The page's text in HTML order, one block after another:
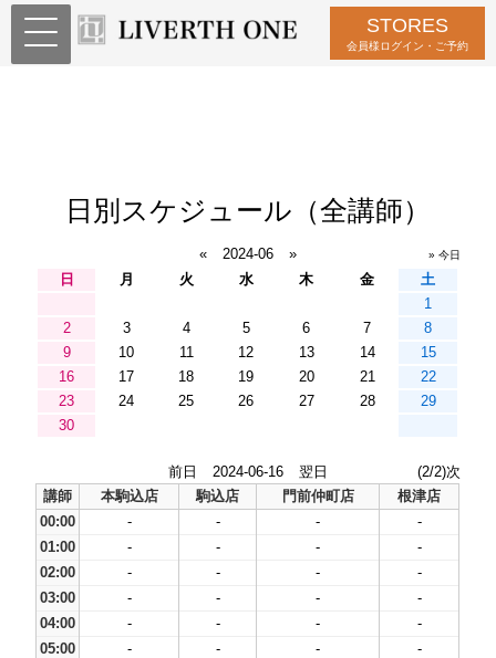
STORES
会員様ログイン・ご予約
日別スケジュール（全講師）
« 2024-06 » » 今日
日 月 火 水 木 金
土
1
2
3 4 5 6 7
8
9
10 11 12 13 14
15
16
17 18 19 20 21
22
23
24 25 26 27 28
29
30
前日 2024-06-16 翌日
(2/2)次
講師
本駒込店 駒込店 門前仲町店
根津店
00:00
- - -
-
01:00
- - -
-
02:00
- - -
-
03:00
- - -
-
04:00
- - -
-
05:00
- - -
-